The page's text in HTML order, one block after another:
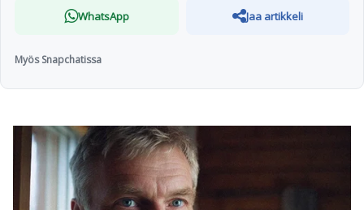
WhatsApp Jaa artikkeli
Myös Snapchatissa